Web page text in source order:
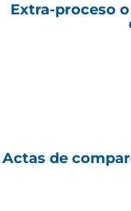
Extra-proceso
Actas de